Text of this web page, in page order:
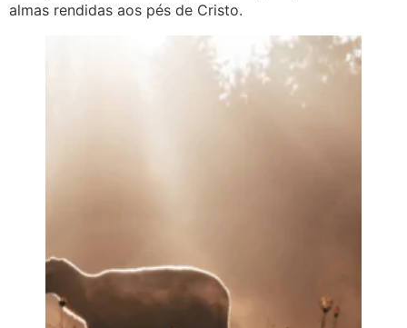
almas rendidas aos pés de Cristo.